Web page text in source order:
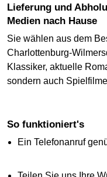
Lieferung und Abholung von Büchern und anderen
Medien nach Hause
Sie wählen aus dem
Charlottenburg-
Klassiker, aktuelle
sondern auch
So funktioniert's
Ein Telefonanruf